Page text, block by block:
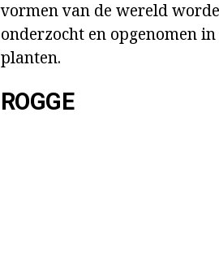
vormen van de wereld
onderzocht en opgenomen
planten.
ROGGE